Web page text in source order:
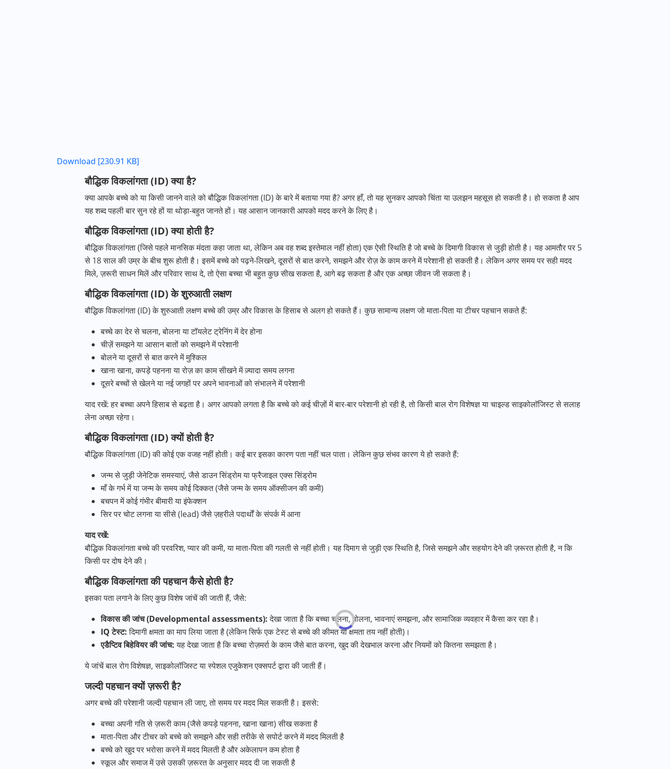
Download [230.91 KB]
बौद्धिक विकलांगता (ID) क्या है?
क्या आपके बच्चे को या किसी जानने वाले को बौद्धिक विकलांगता (ID) के बारे में बताया गया है? अगर हाँ, तो यह सुनकर आपको चिंता या उलझन महसूस हो सकती है। हो सकता है आप
यह शब्द पहली बार सुन रहे हों या थोड़ा-बहुत जानते हों। यह आसान जानकारी आपको मदद करने के लिए है।
बौद्धिक विकलांगता (ID) क्या होती है?
बौद्धिक विकलांगता (जिसे पहले मानसिक मंदता कहा जाता था, लेकिन अब वह शब्द इस्तेमाल नहीं होता) एक ऐसी स्थिति है जो बच्चे के दिमागी विकास से जुड़ी होती है। यह आमतौर पर 5
से 18 साल की उम्र के बीच शुरू होती है। इसमें बच्चे को पढ़ने-लिखने, दूसरों से बात करने, समझने और रोज़ के काम करने में परेशानी हो सकती है। लेकिन अगर समय पर सही मदद
मिले, ज़रूरी साधन मिलें और परिवार साथ दे, तो ऐसा बच्चा भी बहुत कुछ सीख सकता है, आगे बढ़ सकता है और एक अच्छा जीवन जी सकता है।
बौद्धिक विकलांगता (ID) के शुरुआती लक्षण
बौद्धिक विकलांगता (ID) के शुरुआती लक्षण बच्चे की उम्र और विकास के हिसाब से अलग हो सकते हैं। कुछ सामान्य लक्षण जो माता-पिता या टीचर पहचान सकते हैं:
बच्चे का देर से चलना, बोलना या टॉयलेट ट्रेनिंग में देर होना
चीज़ें समझने या आसान बातों को समझने में परेशानी
बोलने या दूसरों से बात करने में मुश्किल
खाना खाना, कपड़े पहनना या रोज़ का काम सीखने में ज़्यादा समय लगना
दूसरे बच्चों से खेलने या नई जगहों पर अपने भावनाओं को संभालने में परेशानी
याद रखें: हर बच्चा अपने हिसाब से बढ़ता है। अगर आपको लगता है कि बच्चे को कई चीज़ों में बार-बार परेशानी हो रही है, तो किसी बाल रोग विशेषज्ञ या चाइल्ड साइकोलॉजिस्ट से सलाह
लेना अच्छा रहेगा।
बौद्धिक विकलांगता (ID) क्यों होती है?
बौद्धिक विकलांगता (ID) की कोई एक वजह नहीं होती। कई बार इसका कारण पता नहीं चल पाता। लेकिन कुछ संभव कारण ये हो सकते हैं:
जन्म से जुड़ी जेनेटिक समस्याएं, जैसे डाउन सिंड्रोम या फ्रैजाइल एक्स सिंड्रोम
माँ के गर्भ में या जन्म के समय कोई दिक्कत (जैसे जन्म के समय ऑक्सीजन की कमी)
बचपन में कोई गंभीर बीमारी या इंफेक्शन
सिर पर चोट लगना या सीसे (lead) जैसे ज़हरीले पदार्थों के संपर्क में आना
याद रखें:
बौद्धिक विकलांगता बच्चे की परवरिश, प्यार की कमी, या माता-पिता की गलती से नहीं होती। यह दिमाग से जुड़ी एक स्थिति है, जिसे समझने और सहयोग देने की ज़रूरत होती है, न कि
किसी पर दोष देने की।
बौद्धिक विकलांगता की पहचान कैसे होती है?
इसका पता लगाने के लिए कुछ विशेष जांचें की जाती हैं, जैसे:
विकास की जांच (Developmental assessments):देखा जाता है कि बच्चा चलना, बोलना, भावनाएं समझना, और सामाजिक व्यवहार में कैसा कर रहा है।
IQ टेस्ट:दिमागी क्षमता का माप लिया जाता है (लेकिन सिर्फ एक टेस्ट से बच्चे की कीमत या क्षमता तय नहीं होती)।
एडैप्टिव बिहेवियर की जांच:यह देखा जाता है कि बच्चा रोज़मर्रा के काम जैसे बात करना, खुद की देखभाल करना और नियमों को कितना समझता है।
ये जांचें बाल रोग विशेषज्ञ, साइकोलॉजिस्ट या स्पेशल एजुकेशन एक्सपर्ट द्वारा की जाती हैं।
जल्दी पहचान क्यों ज़रूरी है?
अगर बच्चे की परेशानी जल्दी पहचान ली जाए, तो समय पर मदद मिल सकती है। इससे:
बच्चा अपनी गति से ज़रूरी काम (जैसे कपड़े पहनना, खाना खाना) सीख सकता है
माता-पिता और टीचर को बच्चे को समझने और सही तरीके से सपोर्ट करने में मदद मिलती है
बच्चे को खुद पर भरोसा करने में मदद मिलती है और अकेलापन कम होता है
स्कूल और समाज में उसे उसकी ज़रूरत के अनुसार मदद दी जा सकती है